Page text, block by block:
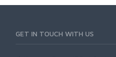
GET IN TOUCH WITH US